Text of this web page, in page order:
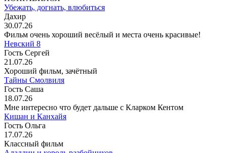
Убежать, догнать, влюбиться
Дахир
30.07.26
Фильм очень хороший весёлый и места очень красивые!
Невский 8
Гость Сергей
21.07.26
Хороший фильм, зачётный
Тайны Смолвиля
Гость Саша
18.07.26
Мне интересно что будет дальше с Кларком Кентом
Кишан и Канхайя
Гость Ольга
17.07.26
Классный фильм